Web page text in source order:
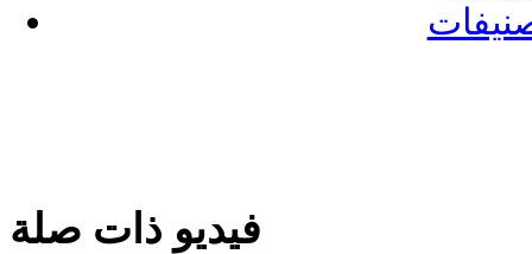
فيديو ذات صلة